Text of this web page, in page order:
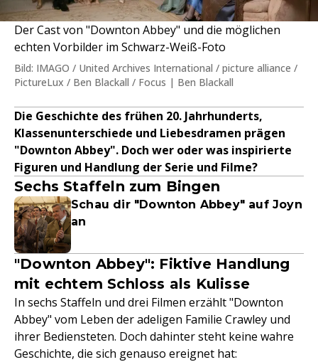
Der Cast von "Downton Abbey" und die möglichen
echten Vorbilder im Schwarz-Weiß-Foto
Bild: IMAGO / United Archives International / picture alliance /
PictureLux / Ben Blackall / Focus | Ben Blackall
Die Geschichte des frühen 20. Jahrhunderts,
Klassenunterschiede und Liebesdramen prägen
"Downton Abbey". Doch wer oder was inspirierte
Figuren und Handlung der Serie und Filme?
Sechs Staffeln zum Bingen
Schau dir "Downton Abbey" auf Joyn
an
"Downton Abbey": Fiktive Handlung
mit echtem Schloss als Kulisse
In sechs Staffeln und drei Filmen erzählt "Downton
Abbey" vom Leben der adeligen Familie Crawley und
ihrer Bediensteten. Doch dahinter steht keine wahre
Geschichte, die sich genauso ereignet hat: